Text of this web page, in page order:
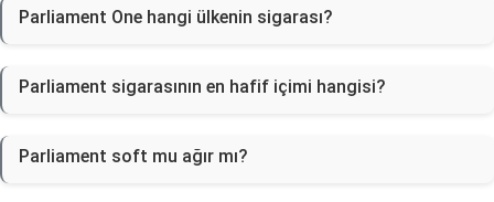
Parliament One hangi ülkenin sigarası?
Parliament sigarasının en hafif içimi hangisi?
Parliament soft mu ağır mı?